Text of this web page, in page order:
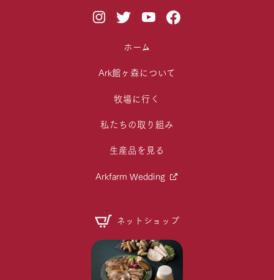
ホーム
Ark館ヶ森について
牧場に行く
私たちの取り組み
生産品を見る
Arkfarm Wedding
ネットショップ